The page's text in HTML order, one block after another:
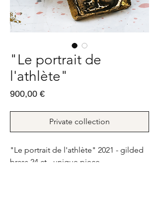
"Le portrait de
l'athlète"
900,00 €Prix
Private collection
"Le portrait de l'athlète" 2021 - gilded
brass 24 ct - unique piece.